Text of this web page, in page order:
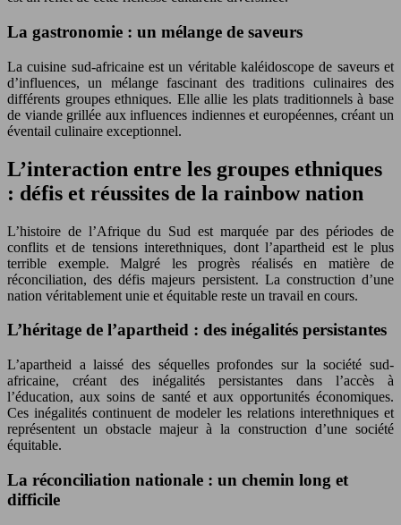
La gastronomie : un mélange de saveurs
La cuisine sud-africaine est un véritable kaléidoscope de saveurs et
d’influences, un mélange fascinant des traditions culinaires des
différents groupes ethniques. Elle allie les plats traditionnels à base
de viande grillée aux influences indiennes et européennes, créant un
éventail culinaire exceptionnel.
L’interaction entre les groupes ethniques
: défis et réussites de la rainbow nation
L’histoire de l’Afrique du Sud est marquée par des périodes de
conflits et de tensions interethniques, dont l’apartheid est le plus
terrible exemple. Malgré les progrès réalisés en matière de
réconciliation, des défis majeurs persistent. La construction d’une
nation véritablement unie et équitable reste un travail en cours.
L’héritage de l’apartheid : des inégalités persistantes
L’apartheid a laissé des séquelles profondes sur la société sud-
africaine, créant des inégalités persistantes dans l’accès à
l’éducation, aux soins de santé et aux opportunités économiques.
Ces inégalités continuent de modeler les relations interethniques et
représentent un obstacle majeur à la construction d’une société
équitable.
La réconciliation nationale : un chemin long et
difficile